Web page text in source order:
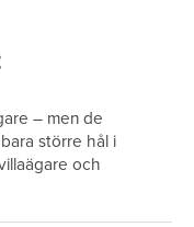
– men de
större hål i
och